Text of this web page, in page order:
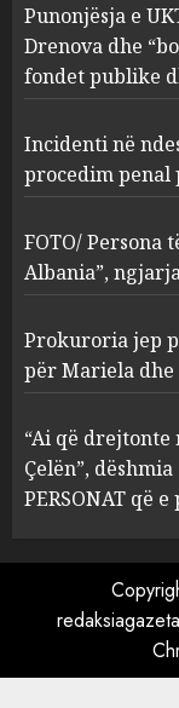
5
Punonjësja e
Drenova dhe
fondet publike
Incidenti në
procedim penal
FOTO/ Persona
Albania”,
Prokuroria jep
për Mariela
“Ai që drejtonte
Çelën”,
PERSONAT që